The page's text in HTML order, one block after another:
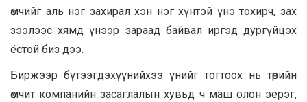
өмчийг аль нэг захирал хэн нэг хүнтэй үнэ тохирч, зах
зээлээс хямд үнээр зараад байвал иргэд дургүйцэх
ёстой биз дээ.
Биржээр бүтээгдэхүүнийхээ үнийг тогтоох нь төрийн
өмчит компанийн засаглалын хувьд ч маш олон эерэг,